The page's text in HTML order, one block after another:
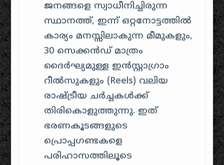
ജനങ്ങളെ സ്വാധീനിച്ചിരുന്ന
സ്ഥാനത്ത്, ഇന്ന് ഒറ്റനോട്ടത്തിൽ
കാര്യം മനസ്സിലാകുന്ന മീമുകളും,
30 സെക്കൻഡ് മാത്രം
ദൈർഘ്യമുള്ള ഇൻസ്റ്റാഗ്രാം
റീൽസുകളും (Reels) വലിയ
രാഷ്ട്രീയ ചർച്ചകൾക്ക്
തിരികൊളുത്തുന്നു. ഇത്
ഭരണകൂടങ്ങളുടെ
പ്രൊപ്പഗണ്ടകളെ
പരിഹാസത്തിലൂടെ